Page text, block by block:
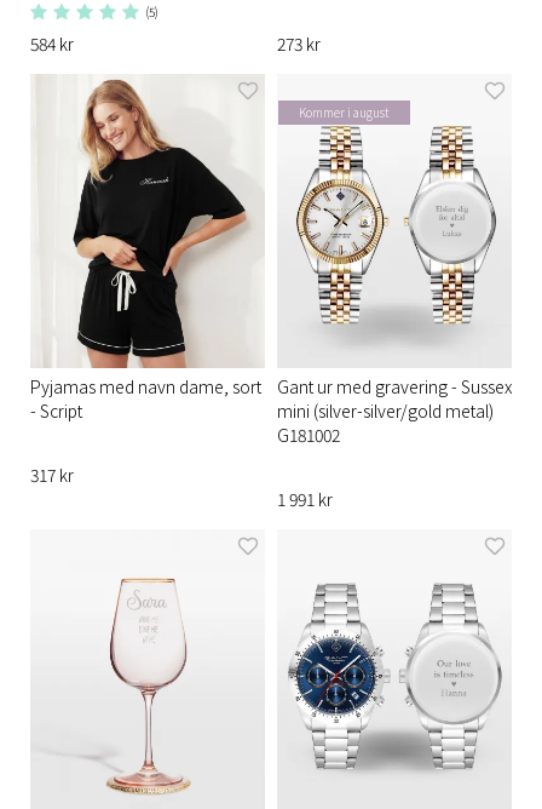
(5)
584 kr 273 kr
Pyjamas med navn dame, sort
- Script
317 kr
Kommer i august
Gant ur med gravering - Sussex
mini (silver-silver/gold metal)
G181002
1 991 kr